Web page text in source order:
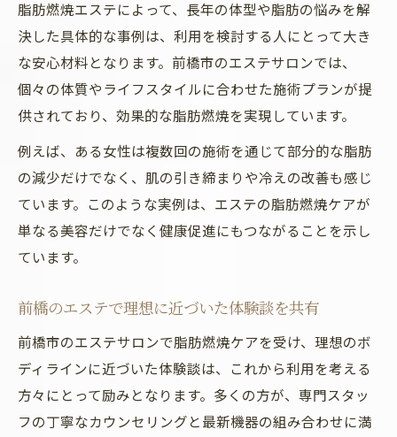
脂肪燃焼エステによって、長年の体型や脂肪の悩みを解
決した具体的な事例は、利用を検討する人にとって大き
な安心材料となります。前橋市のエステサロンでは、
個々の体質やライフスタイルに合わせた施術プランが提
供されており、効果的な脂肪燃焼を実現しています。
例えば、ある女性は複数回の施術を通じて部分的な脂肪
の減少だけでなく、肌の引き締まりや冷えの改善も感じ
ています。このような実例は、エステの脂肪燃焼ケアが
単なる美容だけでなく健康促進にもつながることを示し
ています。
前橋のエステで理想に近づいた体験談を共有
前橋市のエステサロンで脂肪燃焼ケアを受け、理想のボ
ディラインに近づいた体験談は、これから利用を考える
方々にとって励みとなります。多くの方が、専門スタッ
フの丁寧なカウンセリングと最新機器の組み合わせに満